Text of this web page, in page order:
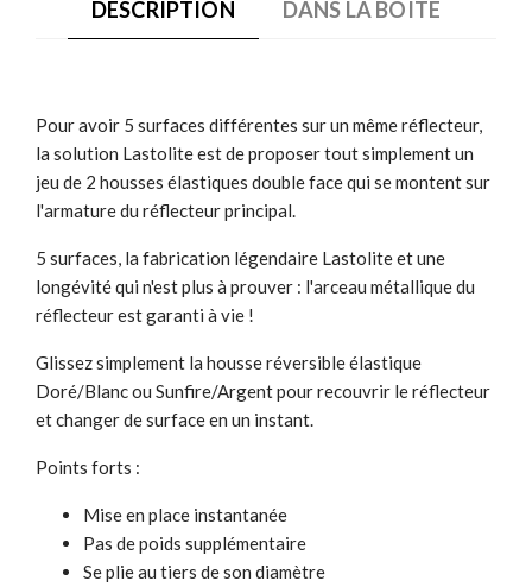
DESCRIPTION DANS LA BOÎTE
Pour avoir 5 surfaces différentes sur un même réflecteur,
la solution Lastolite est de proposer tout simplement un
jeu de 2 housses élastiques double face qui se montent sur
l'armature du réflecteur principal.
5 surfaces, la fabrication légendaire Lastolite et une
longévité qui n'est plus à prouver : l'arceau métallique du
réflecteur est garanti à vie !
Glissez simplement la housse réversible élastique
Doré/Blanc ou Sunfire/Argent pour recouvrir le réflecteur
et changer de surface en un instant.
Points forts :
Mise en place instantanée
Pas de poids supplémentaire
Se plie au tiers de son diamètre